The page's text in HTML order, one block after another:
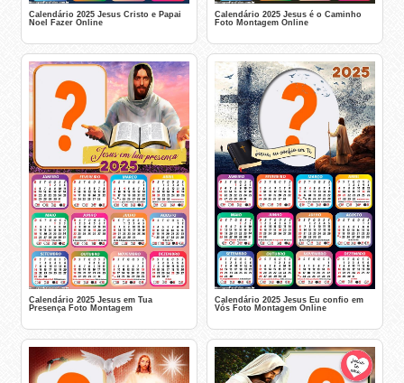
Calendário 2025 Jesus Cristo e Papai
Noel Fazer Online
Calendário 2025 Jesus é o Caminho
Foto Montagem Online
Calendário 2025 Jesus em Tua
Presença Foto Montagem
Calendário 2025 Jesus Eu confio em
Vós Foto Montagem Online